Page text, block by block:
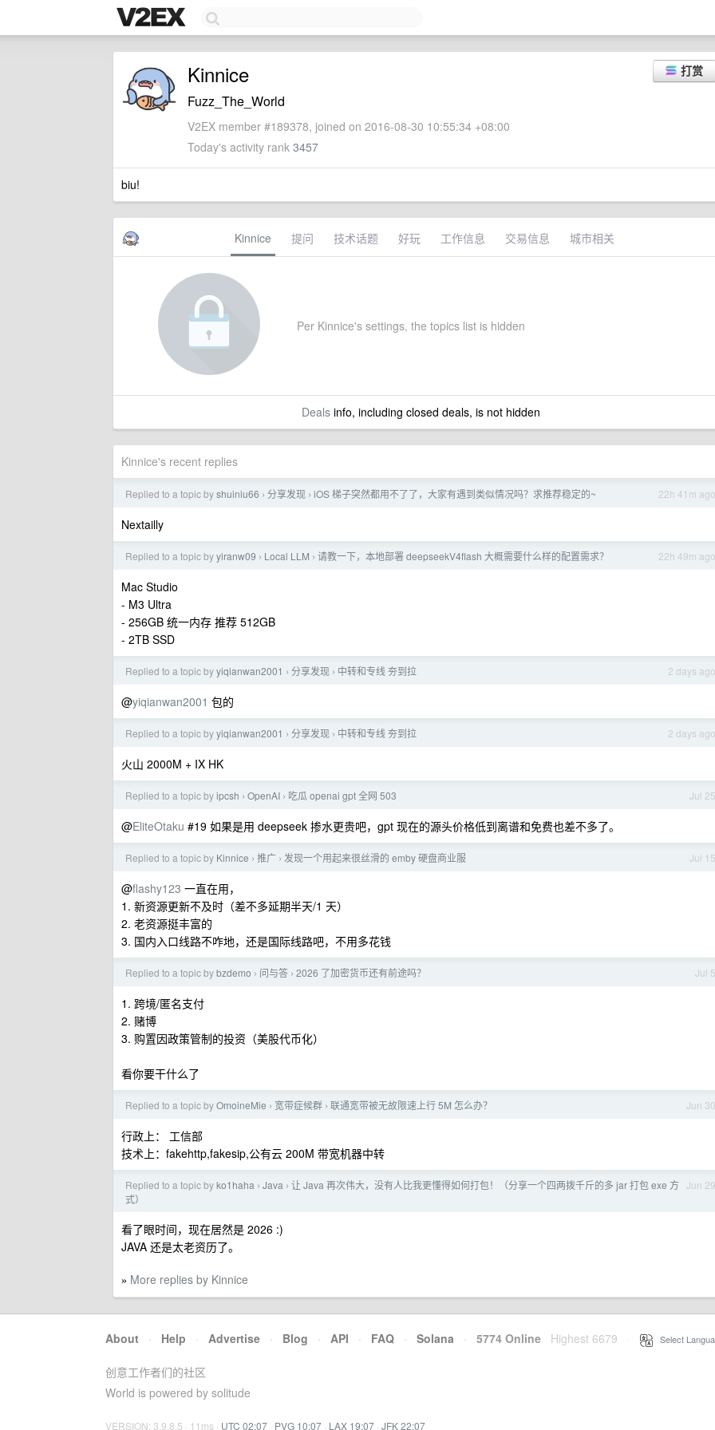
打赏
Kinnice
Fuzz_The_World
V2EX member #189378, joined on 2016-08-30 10:55:34 +08:00
Today's activity rank 3457
biu!
Kinnice 提问 技术话题 好玩 工作信息 交易信息 城市相关
Per Kinnice's settings, the topics list is hidden
Dealsinfo, including closed deals, is not hidden
Kinnice's recent replies
22h 41m ago
Replied to a topic byshuiniu66 › 分享发现 › iOS 梯子突然都用不了了，大家有遇到类似情况吗？求推荐稳定的~
Nextailly
22h 49m ago
Replied to a topic byyiranw09 › Local LLM › 请教一下，本地部署 deepseekV4flash 大概需要什么样的配置需求？
Mac Studio
- M3 Ultra
- 256GB 统一内存 推荐 512GB
- 2TB SSD
2 days ago
Replied to a topic byyiqianwan2001 › 分享发现 › 中转和专线 夯到拉
@yiqianwan2001 包的
2 days ago
Replied to a topic byyiqianwan2001 › 分享发现 › 中转和专线 夯到拉
火山 2000M + IX HK
Jul 25
Replied to a topic byipcsh › OpenAI › 吃瓜 openai gpt 全网 503
@EliteOtaku #19 如果是用 deepseek 掺水更贵吧，gpt 现在的源头价格低到离谱和免费也差不多了。
Jul 15
Replied to a topic by Kinnice › 推广 › 发现一个用起来很丝滑的 emby 硬盘商业服
@flashy123 一直在用，
1. 新资源更新不及时（差不多延期半天/1 天）
2. 老资源挺丰富的
3. 国内入口线路不咋地，还是国际线路吧，不用多花钱
Jul 5
Replied to a topic bybzdemo › 问与答 › 2026 了加密货币还有前途吗？
1. 跨境/匿名支付
2. 赌博
3. 购置因政策管制的投资（美股代币化）
看你要干什么了
Jun 30
Replied to a topic byOmoineMie › 宽带症候群 › 联通宽带被无故限速上行 5M 怎么办？
行政上： 工信部
技术上：fakehttp,fakesip,公有云 200M 带宽机器中转
Jun 29
Replied to a topic byko1haha › Java › 让 Java 再次伟大，没有人比我更懂得如何打包！（分享一个四两拨千斤的多 jar 打包 exe 方
式）
看了眼时间，现在居然是 2026 :)
JAVA 还是太老资历了。
» More replies by Kinnice
About · Help · Advertise · Blog · API · FAQ · Solana · 5774 Online Highest 6679 Select
创意工作者们的社区
World is powered by solitude
VERSION: 3.9.8.5 · 11ms · UTC 02:07 · PVG 10:07 · LAX 19:07 · JFK 22:07